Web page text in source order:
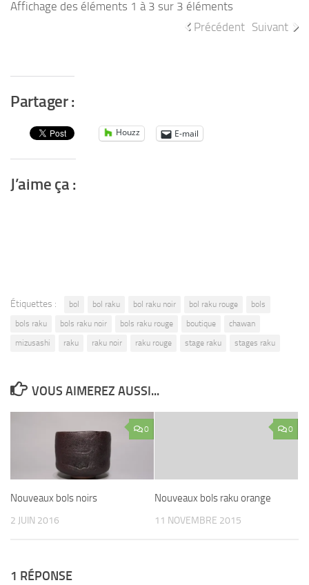
Affichage des éléments 1 à 3 sur 3 éléments
Précédent Suivant
Partager :
Houzz E-mail
J’aime ça :
Étiquettes : bol bol raku bol raku noir bol raku rouge
bols
bols raku
bols raku noir bols raku rouge boutique
chawan
mizusashi
raku raku noir raku rouge stage raku stages raku
VOUS AIMEREZ AUSSI...
0
Nouveaux bols noirs
2 JUIN 2016
0
Nouveaux bols raku orange
11 NOVEMBRE 2015
1 RÉPONSE